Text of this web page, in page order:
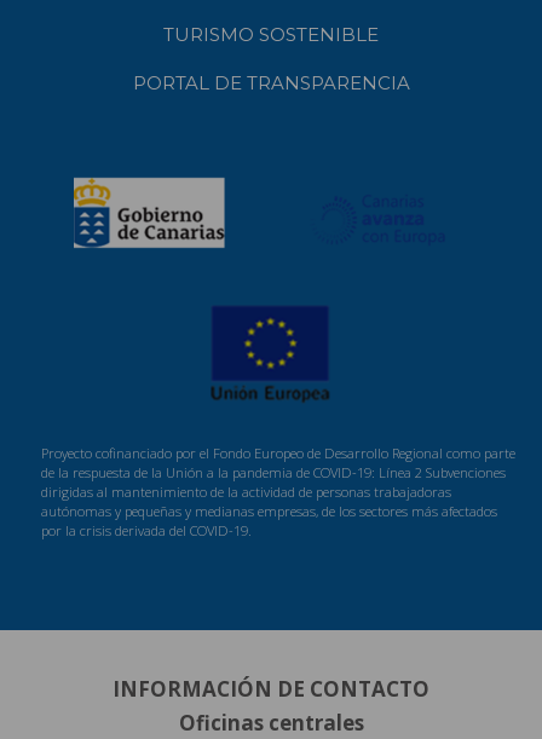
TURISMO SOSTENIBLE
PORTAL DE TRANSPARENCIA
Proyecto cofinanciado por el Fondo Europeo de Desarrollo Regional como parte
de la respuesta de la Unión a la pandemia de COVID-19: Línea 2 Subvenciones
dirigidas al mantenimiento de la actividad de personas trabajadoras
autónomas y pequeñas y medianas empresas, de los sectores más afectados
por la crisis derivada del COVID-19.
INFORMACIÓN DE CONTACTO
Oficinas centrales